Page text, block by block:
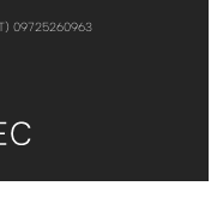
09725260963